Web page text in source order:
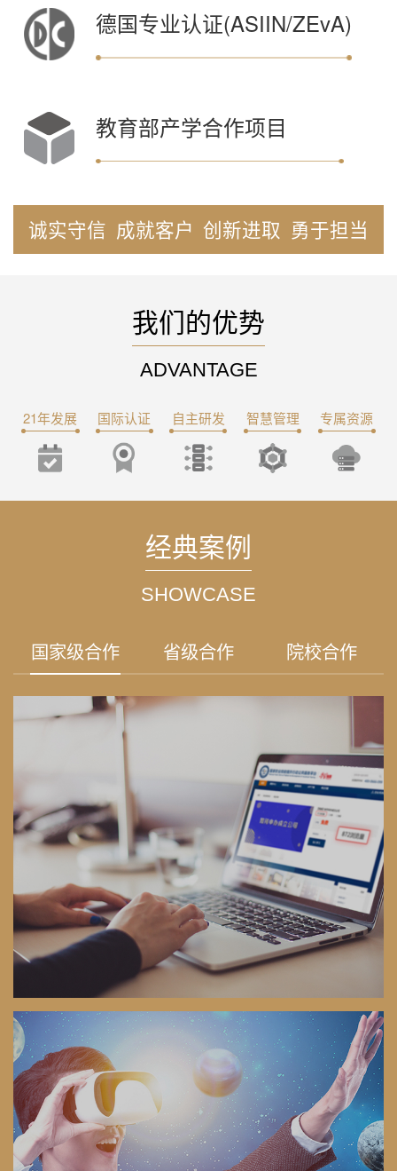
德国专业认证(ASIIN/ZEvA)
教育部产学合作项目
诚实守信 成就客户 创新进取 勇于担当
我们的优势
ADVANTAGE
21年发展 国际认证 自主研发 智慧管理 专属资源
经典案例
SHOWCASE
国家级合作 省级合作 院校合作